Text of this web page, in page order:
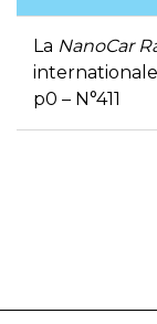
La NanoCar
p0 – N°411